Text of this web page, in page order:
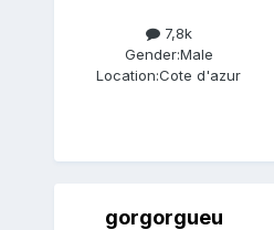
7,8k
Gender:Male
Location:Cote d'azur
gorgorgueu